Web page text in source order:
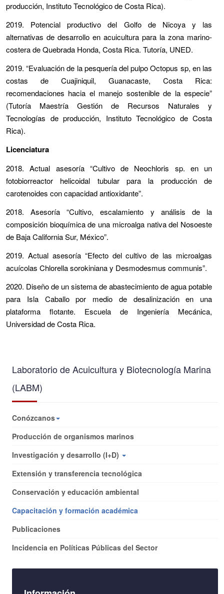
producción, Instituto Tecnológico de Costa Rica).
2019. Potencial productivo del Golfo de Nicoya y las
alternativas de desarrollo en acuicultura para la zona marino-
costera de Quebrada Honda, Costa Rica. Tutoría, UNED.
2019. “Evaluación de la pesquería del pulpo Octopus sp, en las
costas de Cuajiniquil, Guanacaste, Costa Rica:
recomendaciones hacia el manejo sostenible de la especie”
(Tutoría Maestría Gestión de Recursos Naturales y
Tecnologías de producción, Instituto Tecnológico de Costa
Rica).
Licenciatura
2018. Actual asesoría “Cultivo de Neochloris sp. en un
fotobiorreactor helicoidal tubular para la producción de
carotenoides con capacidad antioxidante”.
2018. Asesoría “Cultivo, escalamiento y análisis de la
composición bioquímica de una microalga nativa del Nosoeste
de Baja California Sur, México”.
2019. Actual asesoría “Efecto del cultivo de las microalgas
acuícolas Chlorella sorokiniana y Desmodesmus communis”.
2020. Diseño de un sistema de abastecimiento de agua potable
para Isla Caballo por medio de desalinización en una
plataforma flotante. Escuela de Ingeniería Mecánica,
Universidad de Costa Rica.
Laboratorio de Acuicultura y Biotecnología Marina
(LABM)
Conózcanos
Producción de organismos marinos
Investigación y desarrollo (I+D)
Extensión y transferencia tecnológica
Conservación y educación ambiental
Capacitación y formación académica
Publicaciones
Incidencia en Políticas Públicas del Sector